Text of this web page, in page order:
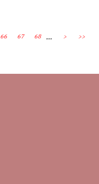
66 67 68 ... > >>